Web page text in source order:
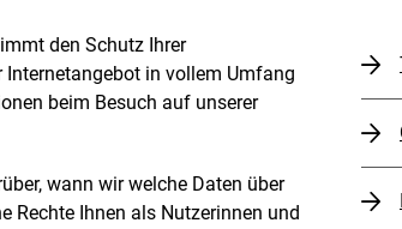
den Schutz Ihrer
Internetangebot in vollem Umfang
beim Besuch auf unserer
wann wir welche Daten über
Rechte Ihnen als Nutzerinnen und